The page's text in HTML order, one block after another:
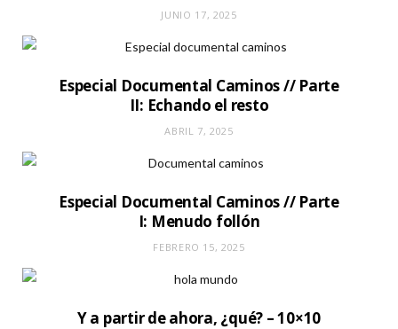
JUNIO 17, 2025
Especial Documental Caminos // Parte
II: Echando el resto
ABRIL 7, 2025
Especial Documental Caminos // Parte
I: Menudo follón
FEBRERO 15, 2025
Y a partir de ahora, ¿qué? – 10×10